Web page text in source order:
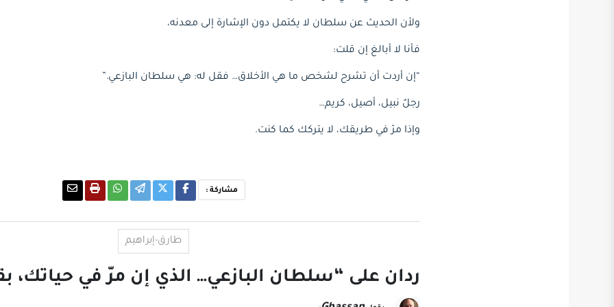
ولأن الحديث عن سلطان لا يكتمل دون الإشارة إلى معدنه،
فأنا لا أبالغ إن قلت:
“إن أردت أن تشرح لشخص ما هي الأخلاق… فقل له: هي سلطان البازعي.”
رجلٌ نبيل، أصيل، كريم…
وإذا مرّ في طريقك، لا يتركك كما كنت.
مشاركة :
طارق-إبراهيم
ردان على “سلطان البازعي… الذي إن مرّ في حياتك،